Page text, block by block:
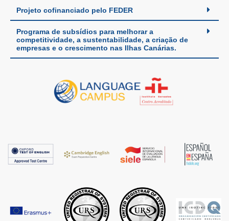
Projeto cofinanciado pelo FEDER
Programa de subsídios para melhorar a
competitividade, a sustentabilidade, a criação de
empresas e o crescimento nas Ilhas Canárias.